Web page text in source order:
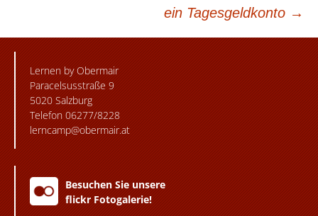
ein Tagesgeldkonto →
Lernen by Obermair
Paracelsusstraße 9
5020 Salzburg
Telefon 06277/8228
lerncamp@obermair.at
Besuchen Sie unsere
flickr Fotogalerie!